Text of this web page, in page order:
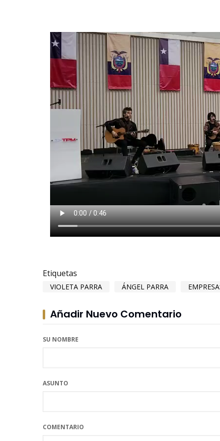
vídeo
Etiquetas
VIOLETA PARRA ÁNGEL PARRA
Añadir Nuevo Comentario
SU NOMBRE
ASUNTO
COMENTARIO